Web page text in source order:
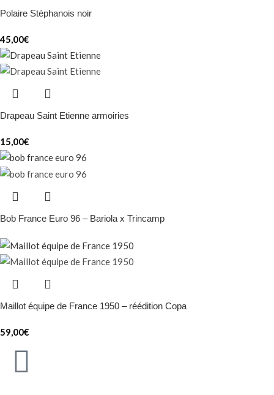
Polaire Stéphanois noir
45,00€
Drapeau Saint Etienne armoiries
15,00€
Bob France Euro 96 – Bariola x Trincamp
Maillot équipe de France 1950 – réédition Copa
59,00€